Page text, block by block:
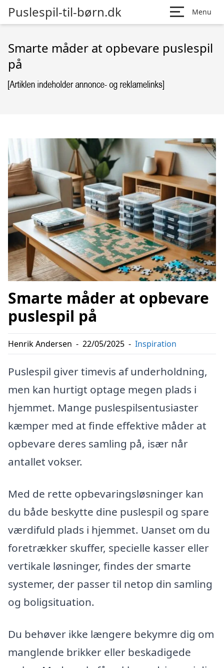
Puslespil-til-børn.dk Menu
Smarte måder at opbevare puslespil
på
Smarte måder at opbevare
puslespil på
Henrik Andersen - 22/05/2025 - Inspiration
Puslespil giver timevis af underholdning,
men kan hurtigt optage megen plads i
hjemmet. Mange puslespilsentusiaster
kæmper med at finde effektive måder at
opbevare deres samling på, især når
antallet vokser.
Med de rette opbevaringsløsninger kan
du både beskytte dine puslespil og spare
værdifuld plads i hjemmet. Uanset om du
foretrækker skuffer, specielle kasser eller
vertikale løsninger, findes der smarte
systemer, der passer til netop din samling
og boligsituation.
Du behøver ikke længere bekymre dig om
manglende brikker eller beskadigede